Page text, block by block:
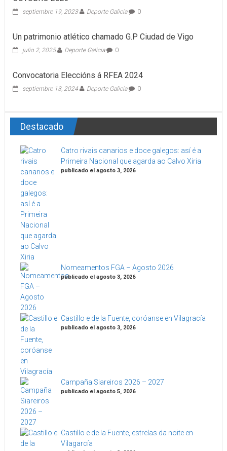
septiembre 19, 2023 Deporte Galicia 0
Un patrimonio atlético chamado G.P Ciudad de Vigo
julio 2, 2025 Deporte Galicia 0
Convocatoria Eleccións á RFEA 2024
septiembre 13, 2024 Deporte Galicia 0
Destacado
Catro rivais canarios e doce galegos: así é a
Primeira Nacional que agarda ao Calvo Xiria
publicado el agosto 3, 2026
Nomeamentos FGA – Agosto 2026
publicado el agosto 3, 2026
Castillo e de la Fuente, coróanse en Vilagracía
publicado el agosto 3, 2026
Campaña Siareiros 2026 – 2027
publicado el agosto 5, 2026
Castillo e de la Fuente, estrelas da noite en
Vilagarcía